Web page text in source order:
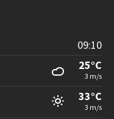
09:10
25°C
3 m/s
33°C
3 m/s